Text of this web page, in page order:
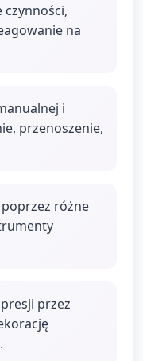
czynności,
na
i
przenoszenie,
różne
przez